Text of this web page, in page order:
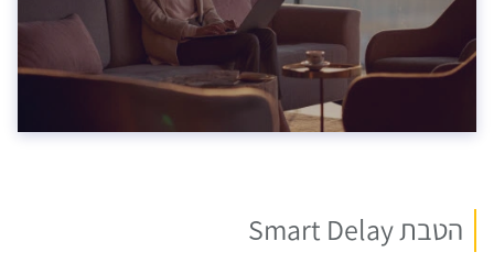
הטבת Smart Delay